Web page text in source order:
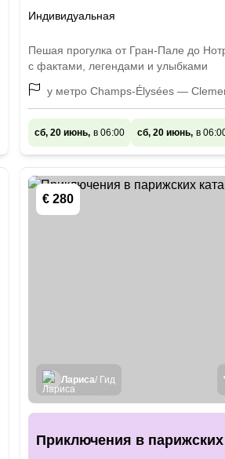
Индивидуальная
Пешая прогулка от Гран-Пале до
с фактами, легендами и улыбками
у метро Champs-Élysées —
сб, 20 июнь, в 06:00 сб, 20 июнь, в
€ 280
Лариса/ Гид
Приключения в парижских